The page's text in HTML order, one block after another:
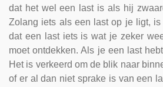
dat het wel een last is als hij
Zolang iets als een last op je ligt, is
dat een last iets is wat je zeker
moet ontdekken. Als je een last
Het is verkeerd om de blik naar
of er al dan niet sprake is van een